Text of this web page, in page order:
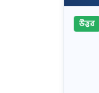
উত্তর